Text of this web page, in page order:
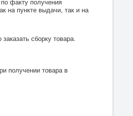
на пункте выдачи, так и на
сборку товара.
получении товара в